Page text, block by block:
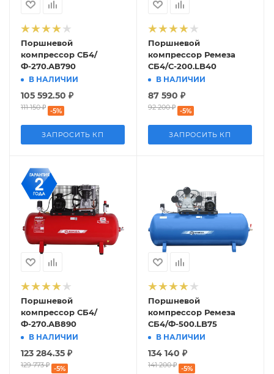
Поршневой
компрессор СБ4/
Ф-270.АВ790
В НАЛИЧИИ
105 592.50 ₽
111 150₽ -5%
ЗАПРОСИТЬ КП
Поршневой
компрессор Ремеза
СБ4/С-200.LB40
В НАЛИЧИИ
87 590 ₽
92 200₽ -5%
ЗАПРОСИТЬ КП
Поршневой
компрессор СБ4/
Ф-270.АВ890
В НАЛИЧИИ
123 284.35 ₽
129 773₽ -5%
Поршневой
компрессор Ремеза
СБ4/Ф-500.LB75
В НАЛИЧИИ
134 140 ₽
141 200₽ -5%